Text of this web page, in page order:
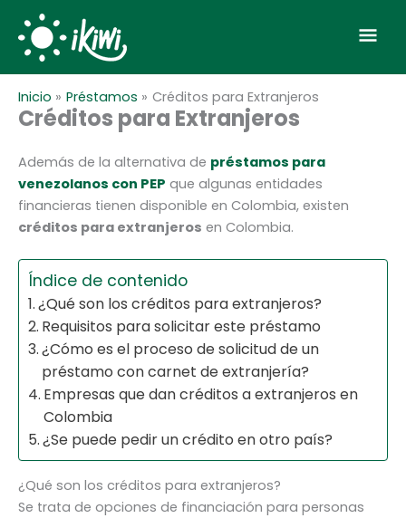
contenido
Inicio Préstamos Créditos para Extranjeros
Créditos para Extranjeros
Además de la alternativa de préstamos para
venezolanos con PEP que algunas entidades
financieras tienen disponible en Colombia, existen
créditos para extranjeros en Colombia.
Índice de contenido
¿Qué son los créditos para extranjeros?
Requisitos para solicitar este préstamo
¿Cómo es el proceso de solicitud de un
préstamo con carnet de extranjería?
Empresas que dan créditos a extranjeros en
Colombia
¿Se puede pedir un crédito en otro país?
¿Qué son los créditos para extranjeros?
Se trata de opciones de financiación para personas